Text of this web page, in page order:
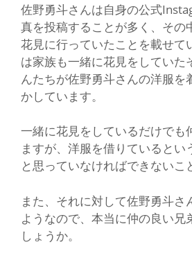
佐野勇斗さんは自身の公式
真を投稿することが多く、その
花見に行っていたことを載せて
は家族も一緒に花見をしていた
んたちが佐野勇斗さんの洋服を
かしています。
一緒に花見をしているだけでも
ますが、洋服を借りているとい
と思っていなければできないこ
また、それに対して佐野勇斗さ
ようなので、本当に仲の良い兄
しょうか。